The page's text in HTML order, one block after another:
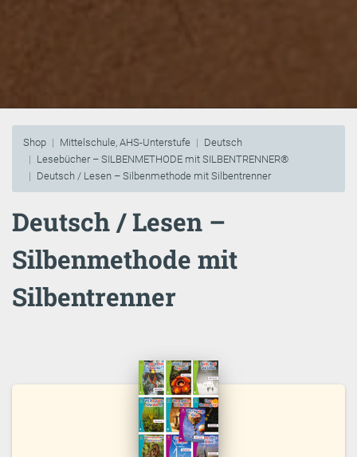
Shop Mittelschule, AHS-Unterstufe
Deutsch
Lesebücher – SILBENMETHODE mit SILBENTRENNER®
Deutsch / Lesen – Silbenmethode mit Silbentrenner
Deutsch / Lesen –
Silbenmethode mit
Silbentrenner